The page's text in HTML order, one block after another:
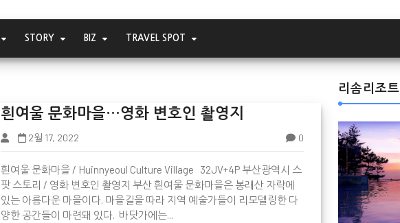
STORY BIZ TRAVEL SPOT

흰여울 문화마을…영화 변호인 촬영지
2월 17, 2022 0
흰여울 문화마을 / Huinnyeoul Culture Village 32JV+4P 부산광역시 스
팟 스토리 / 영화 변호인 촬영지 부산 흰여울 문화마을은 봉래산 자락에
있는 아름다운 마을이다. 마을길을 따라 지역 예술가들이 리모델링한 다
양한 공간들이 마련돼 있다. 바닷가에는...
리솜리조트